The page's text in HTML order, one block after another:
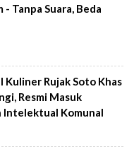
- Tanpa Suara, Beda
Kuliner Rujak Soto Khas
Resmi Masuk
Intelektual Komunal